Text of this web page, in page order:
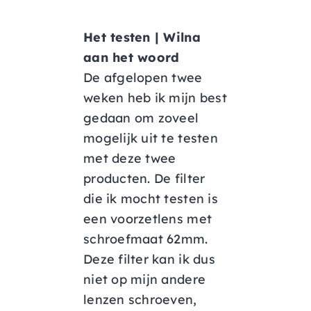
Het testen | Wilna
aan het woord
De afgelopen twee
weken heb ik mijn best
gedaan om zoveel
mogelijk uit te testen
met deze twee
producten. De filter
die ik mocht testen is
een voorzetlens met
schroefmaat 62mm.
Deze filter kan ik dus
niet op mijn andere
lenzen schroeven,